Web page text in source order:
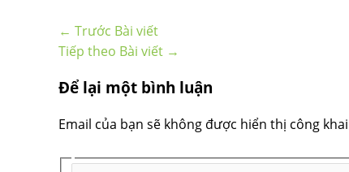
← Trước Bài viết
Tiếp theo Bài viết →
Để lại một bình luận
Email của bạn sẽ không được hiển thị công